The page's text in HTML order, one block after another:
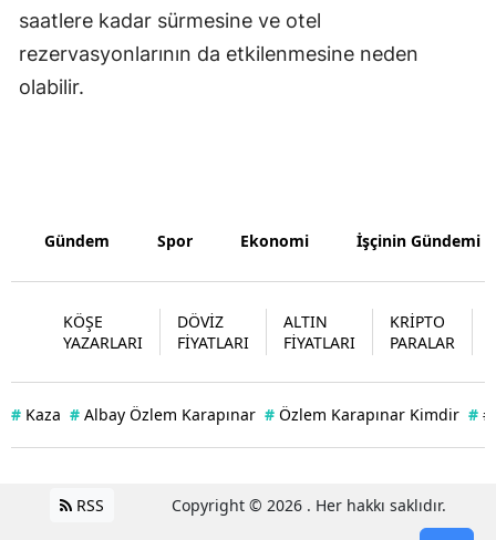
saatlere kadar sürmesine ve otel
rezervasyonlarının da etkilenmesine neden
olabilir.
Gündem Spor Ekonomi İşçinin Gündemi
KÖŞE
YAZARLARI
DÖVİZ
FİYATLARI
ALTIN
FİYATLARI
KRİPTO
PARALAR
# Kaza # Albay Özlem Karapınar # Özlem Karapınar Kimdir #
RSS Copyright © 2026 . Her hakkı saklıdır.